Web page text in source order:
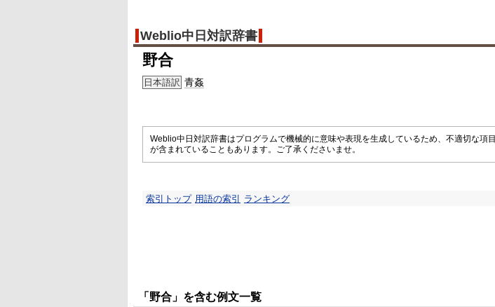
Weblio中日対訳辞書
野合
日本語訳 青姦
Weblio中日対訳辞書はプログラムで機械的に意味や表現を生成しているため、不適切な項目
が含まれていることもあります。ご了承くださいませ。
索引トップ 用語の索引 ランキング
「野合」を含む例文一覧